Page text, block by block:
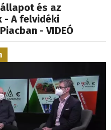
és az
- A felvidéki
- VIDEÓ